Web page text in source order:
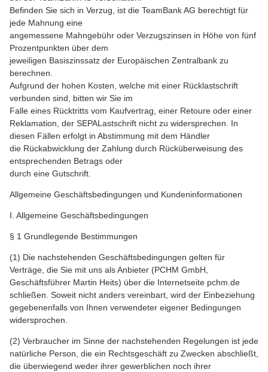
Befinden Sie sich in Verzug, ist die TeamBank AG berechtigt für
jede Mahnung eine
angemessene Mahngebühr oder Verzugszinsen in Höhe von fünf
Prozentpunkten über dem
jeweiligen Basiszinssatz der Europäischen Zentralbank zu
berechnen.
Aufgrund der hohen Kosten, welche mit einer Rücklastschrift
verbunden sind, bitten wir Sie im
Falle eines Rücktritts vom Kaufvertrag, einer Retoure oder einer
Reklamation, der SEPALastschrift nicht zu widersprechen. In
diesen Fällen erfolgt in Abstimmung mit dem Händler
die Rückabwicklung der Zahlung durch Rücküberweisung des
entsprechenden Betrags oder
durch eine Gutschrift.
Allgemeine Geschäftsbedingungen und Kundeninformationen
I. Allgemeine Geschäftsbedingungen
§ 1 Grundlegende Bestimmungen
(1) Die nachstehenden Geschäftsbedingungen gelten für
Verträge, die Sie mit uns als Anbieter (PCHM GmbH,
Geschäftsführer Martin Heits) über die Internetseite pchm.de
schließen. Soweit nicht anders vereinbart, wird der Einbeziehung
gegebenenfalls von Ihnen verwendeter eigener Bedingungen
widersprochen.
(2) Verbraucher im Sinne der nachstehenden Regelungen ist jede
natürliche Person, die ein Rechtsgeschäft zu Zwecken abschließt,
die überwiegend weder ihrer gewerblichen noch ihrer